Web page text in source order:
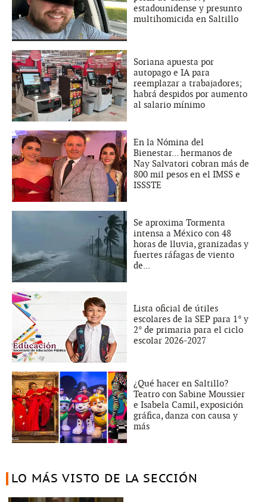
estadounidense y presunto
multihomicida en Saltillo
Soriana apuesta por
autopago e IA para
reemplazar a trabajadores;
habrá despidos por aumento
al salario mínimo
En la Nómina del
Bienestar... hermanos de
Nay Salvatori cobran más de
800 mil pesos en el IMSS e
ISSSTE
Se aproxima Tormenta
intensa a México con 48
horas de lluvia, granizadas y
fuertes ráfagas de viento
de...
Lista oficial de útiles
escolares de la SEP para 1° y
2° de primaria para el ciclo
escolar 2026-2027
¿Qué hacer en Saltillo?
Teatro con Sabine Moussier
e Isabela Camil, exposición
gráfica, danza con causa y
más
LO MÁS VISTO DE LA SECCIÓN